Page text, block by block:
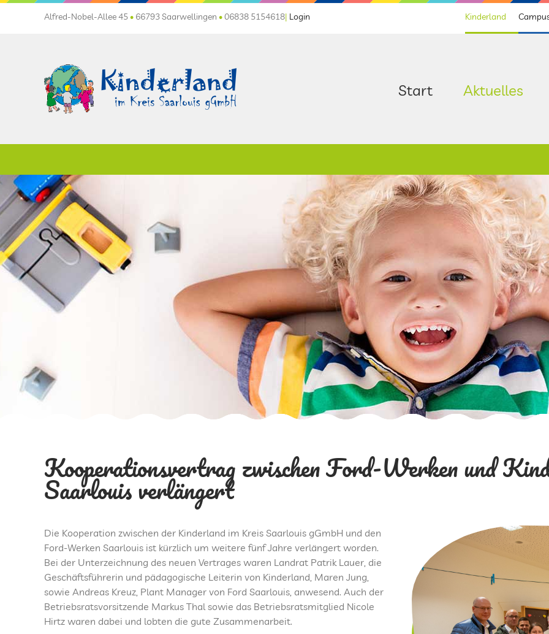
Alfred-Nobel-Allee 45• 66793 Saarwellingen •06838 5154618| Login Kinderland
Start Aktuelles
Kooperationsvertrag zwischen Ford-Werken und
Saarlouis verlängert
Die Kooperation zwischen der Kinderland im Kreis Saarlouis gGmbH und den
Ford-Werken Saarlouis ist kürzlich um weitere fünf Jahre verlängert worden.
Bei der Unterzeichnung des neuen Vertrages waren Landrat Patrik Lauer, die
Geschäftsführerin und pädagogische Leiterin von Kinderland, Maren Jung,
sowie Andreas Kreuz, Plant Manager von Ford Saarlouis, anwesend. Auch der
Betriebsratsvorsitzende Markus Thal sowie das Betriebsratsmitglied Nicole
Hirtz waren dabei und lobten die gute Zusammenarbeit.